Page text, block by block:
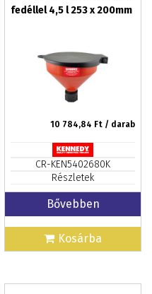
fedéllel 4,5 l 253 x 200mm
10 784,84 Ft / darab
CR-KEN5402680K
Részletek
Bővebben
Kosárba